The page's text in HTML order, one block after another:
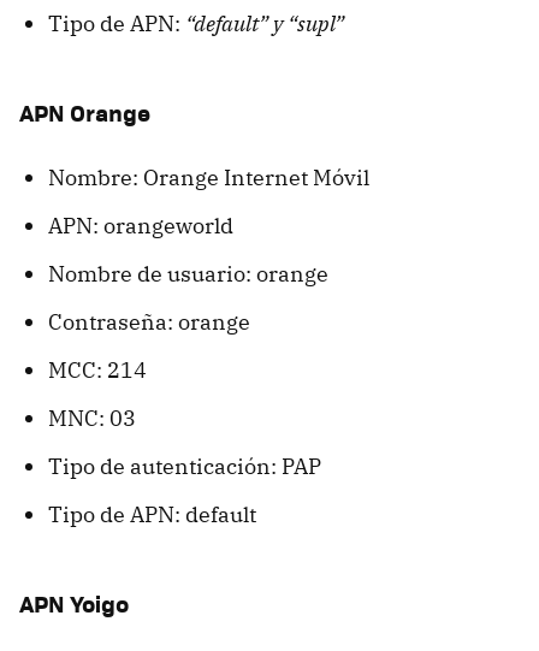
Tipo de APN: “default” y “supl”
APN Orange
Nombre: Orange Internet Móvil
APN: orangeworld
Nombre de usuario: orange
Contraseña: orange
MCC: 214
MNC: 03
Tipo de autenticación: PAP
Tipo de APN: default
APN Yoigo